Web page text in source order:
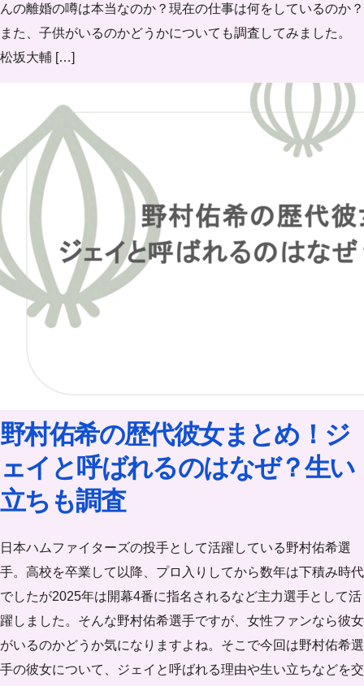
んの離婚の噂は本当なのか？現在の仕事は何をしているのか？
また、子供がいるのかどうかについても調査してみました。
松坂大輔 […]
野村佑希の歴代彼女まとめ！ジ
ェイと呼ばれるのはなぜ？生い
立ちも調査
日本ハムファイターズの投手として活躍している野村佑希選
手。高校を卒業して以降、プロ入りしてから数年は下積み時代
でしたが2025年は開幕4番に指名されるなど主力選手として活
躍しました。そんな野村佑希選手ですが、女性ファンなら彼女
がいるのかどうか気になりますよね。そこで今回は野村佑希選
手の彼女について、ジェイと呼ばれる理由や生い立ちなどを交